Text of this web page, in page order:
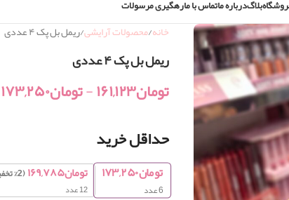
بلاگدرباره ماتماس با مارهگیری مرسولات
خانه محصولات آرایشی ریمل بل پک ۴ عددی
ریمل بل پک ۴ عددی
تومان۱۶۱,۱۲۳-تومان۱۷۳,۲۵۰
حداقل خرید
تومان۱۷۳,۲۵۰
6عدد
تومان۱۶۹,۷۸۵(2% تخفیف)
12 عدد